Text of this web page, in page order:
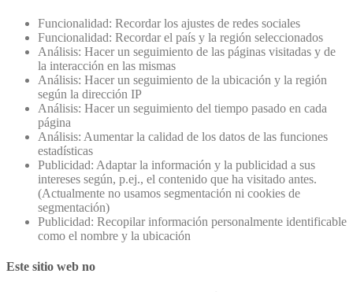
Funcionalidad: Recordar los ajustes de redes sociales
Funcionalidad: Recordar el país y la región seleccionados
Análisis: Hacer un seguimiento de las páginas visitadas y de
la interacción en las mismas
Análisis: Hacer un seguimiento de la ubicación y la región
según la dirección IP
Análisis: Hacer un seguimiento del tiempo pasado en cada
página
Análisis: Aumentar la calidad de los datos de las funciones
estadísticas
Publicidad: Adaptar la información y la publicidad a sus
intereses según, p.ej., el contenido que ha visitado antes.
(Actualmente no usamos segmentación ni cookies de
segmentación)
Publicidad: Recopilar información personalmente identificable
como el nombre y la ubicación
Este sitio web no